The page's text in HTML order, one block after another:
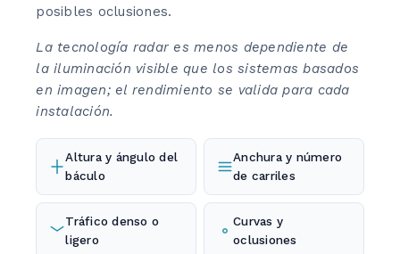
posibles oclusiones.
La tecnología radar es menos dependiente de
la iluminación visible que los sistemas basados
en imagen; el rendimiento se valida para cada
instalación.
Altura y ángulo del
báculo
Anchura y número
de carriles
Tráfico denso o
ligero
Curvas y
oclusiones